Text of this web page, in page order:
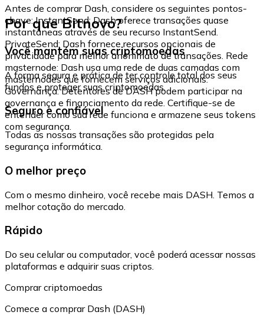
Antes de comprar Dash, considere os seguintes pontos-
chave: InstantSend: Dash oferece transações quase
instantâneas através de seu recurso InstantSend.
PrivateSend: Dash fornece recursos opcionais de
privacidade para melhor anonimato de transações. Rede
masternode: Dash usa uma rede de duas camadas com
masternodes que fornecem serviços adicionais.
Governança: Detentores de DASH podem participar na
governança e financiamento da rede. Certifique-se de
entender como sua rede funciona e armazene seus tokens
com segurança.
Por que Bitnovo?
Você mantém suas criptomoedas
A forma segura e prática de ter controle total dos seus
fundos e proteger suas criptomoedas.
Seguro e confiável
Todas as nossas transações são protegidas pela
segurança informática.
O melhor preço
Com o mesmo dinheiro, você recebe mais DASH. Temos a
melhor cotação do mercado.
Rápido
Do seu celular ou computador, você poderá acessar nossas
plataformas e adquirir suas criptos.
Comprar criptomoedas
Comece a comprar Dash (DASH)